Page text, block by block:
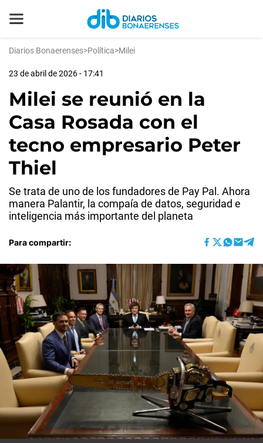
Diarios Bonaerenses>Política>Milei
23 de abril de 2026 - 17:41
Milei se reunió en la
Casa Rosada con el
tecno empresario Peter
Thiel
Se trata de uno de los fundadores de Pay Pal. Ahora
manera Palantir, la compaía de datos, seguridad e
inteligencia más importante del planeta
Para compartir: